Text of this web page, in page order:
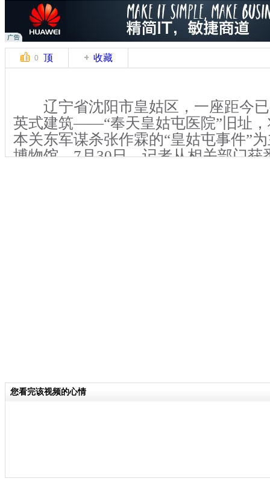
0 顶 收藏
辽宁省沈阳市皇姑区，一座距今已
英式建筑——“奉天皇姑屯医院”旧址
本关东军谋杀张作霖的“皇姑屯事件”
博物馆。7月30日，记者从相关部门获
您看完该视频的心情